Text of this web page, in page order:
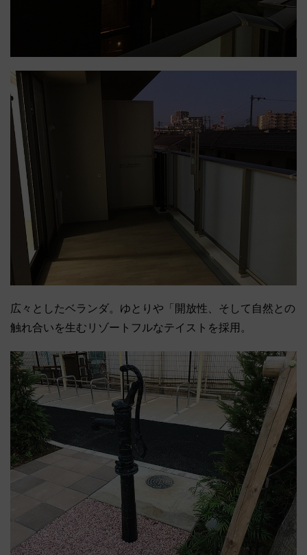
広々としたベランダ。ゆとりや「開放性、そして自然との
触れ合いを生むリゾートフルなテイストを採用。